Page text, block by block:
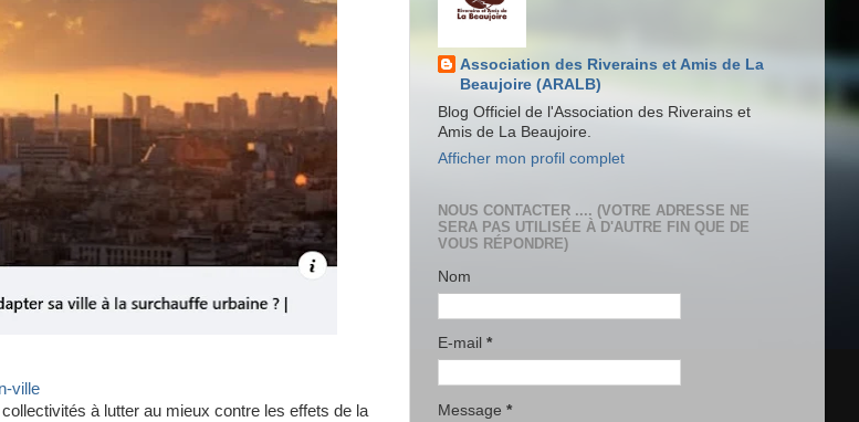
ville
à lutter au mieux contre les effets de la
Association des Riverains et Amis de La
Beaujoire (ARALB)
Blog Officiel de l'Association des Riverains et
Amis de La Beaujoire.
Afficher mon profil complet
NOUS CONTACTER .... (VOTRE ADRESSE NE
SERA PAS UTILISÉE À D'AUTRE FIN QUE DE
VOUS RÉPONDRE)
Nom
E-mail *
Message *